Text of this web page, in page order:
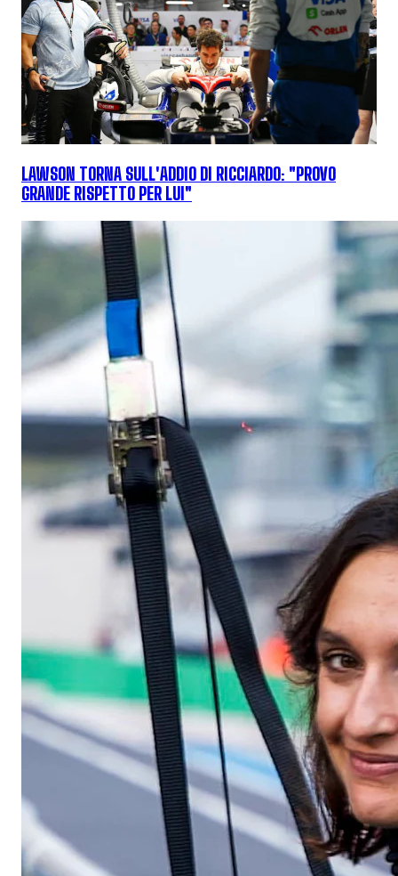
LAWSON TORNA SULL'ADDIO DI RICCIARDO: "PROVO
GRANDE RISPETTO PER LUI"